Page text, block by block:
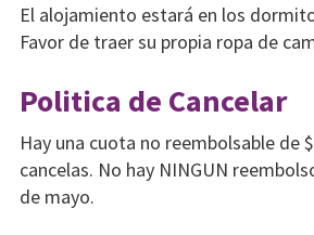
El alojamiento estará en los
Favor de traer su propia ropa de
Politica de Cancelar
Hay una cuota no reembolsable de
cancelas. No hay NINGUN
de mayo.